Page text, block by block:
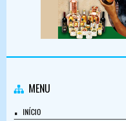
MENU
INÍCIO